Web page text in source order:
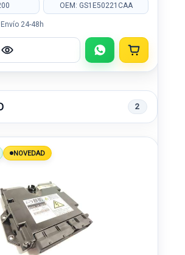
OEM: GS1E50221CAA
Envío 24-48h
2
NOVEDAD